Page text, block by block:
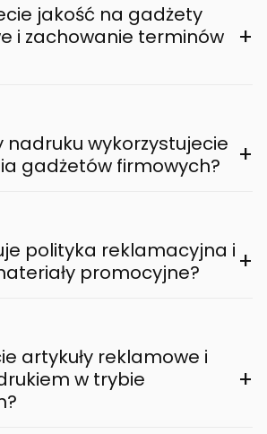
jakość na gadżety
i zachowanie terminów
+
wykorzystujecie
gadżetów firmowych?
+
polityka reklamacyjna i
promocyjne?
+
artykuły reklamowe i
w trybie
+